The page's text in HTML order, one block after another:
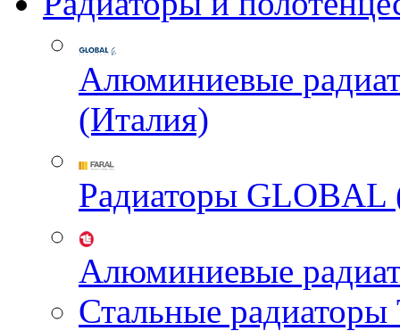
Алюминиевые
(Италия)
Радиаторы GLOBAL
Алюминиевые
Стальные